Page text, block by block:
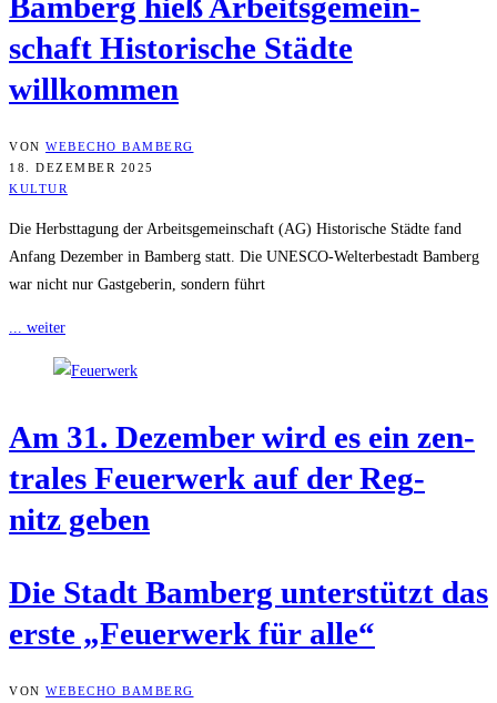
schaft His­to­ri­sche Städ­te
willkommen
VON WEBECHO BAMBERG
18. DEZEMBER 2025
KULTUR
Die Herbsttagung der Arbeitsgemeinschaft (AG) Historische Städte fand
Anfang Dezember in Bamberg statt. Die UNESCO-Welterbestadt Bamberg
war nicht nur Gastgeberin, sondern führt
... weiter
Am 31. Dezem­ber wird es ein zen­
tra­les Feu­er­werk auf der Reg­
nitz geben
Die Stadt Bam­berg unter­stützt das
ers­te „Feu­er­werk für alle“
VON WEBECHO BAMBERG